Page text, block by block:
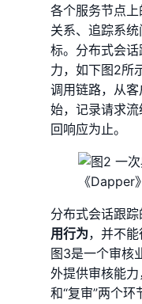
各个服务节点
关系、追踪系
标。分布式会
力，如下图2所
调用链路，从
始，记录请求
回响应为止。
分布式会话跟
用行为，并不
图3是一个审核
外提供审核能力
和“复审”两个